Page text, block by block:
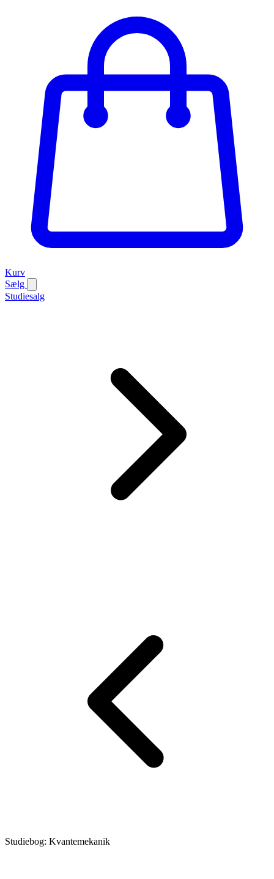
Kurv
Sælg
Studiesalg
Studiebog: Kvantemekanik